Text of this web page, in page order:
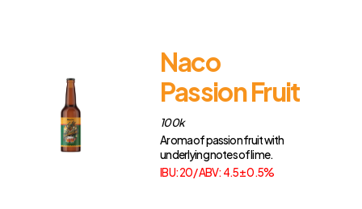
Naco
Passion Fruit
100k
Aroma of passion fruit with
underlying notes of lime.
IBU: 20 / ABV: 4.5 ± 0.5%